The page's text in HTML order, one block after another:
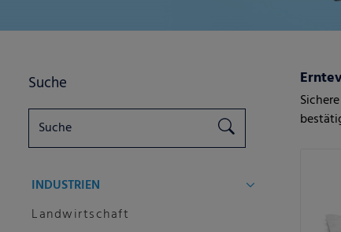
Suche
INDUSTRIEN
Landwirtschaft